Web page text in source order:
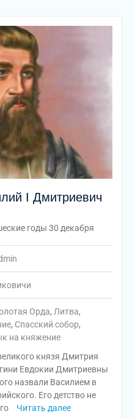
I Дмитриевич
Орда,Литва,
, Спасский собор,
на княжение
годы 30 декабря
князя Дмитрия
Евдокии Дмитриевны
назвали Василием в
Его детство не
Читать далее